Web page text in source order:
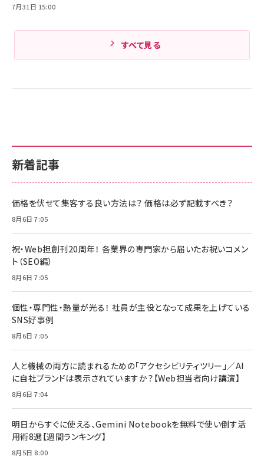
新着記事
価格を伏せて集客する良い方法は？ 価格は必ず記載すべき？
8月6日 7:05
祝・Web担創刊20周年！ 各業界の専門家から届いたお祝いコメン
ト（SEO編）
8月6日 7:05
個性・専門性・熱量が光る！ 社員が主役となって成果を上げている
SNS好事例
8月6日 7:05
人と機械の両方に読まれるための「アクセシビリティツリー」／AI
に自社ブランドは表示されていますか？【Web担当者向け講演】
8月6日 7:04
明日からすぐに使える、Gemini Notebookを無料で使い倒す活
用術8選【週間ランキング】
8月5日 8:00
7月31日 15:00
すべて見る